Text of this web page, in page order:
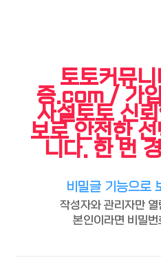
토토커뮤니
증.com / 가
사설토토 신
보로 안전한
니다. 한 번
비밀글 기능으로
작성자와 관리자만
본인이라면 비밀